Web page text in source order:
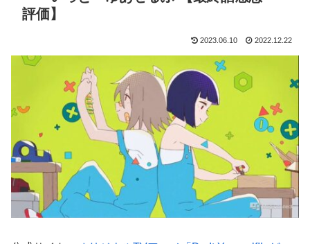
評価】
2023.06.10 2022.12.22